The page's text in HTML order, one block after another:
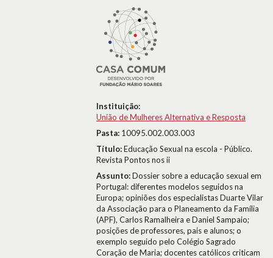
Instituição:
União de Mulheres Alternativa e Resposta
Pasta: 10095.002.003.003
Título:Educação Sexual na escola - Público.
Revista Pontos nos ii
Assunto:Dossier sobre a educação sexual em
Portugal: diferentes modelos seguidos na
Europa; opiniões dos especialistas Duarte Vilar
da Associação para o Planeamento da Família
(APF), Carlos Ramalheira e Daniel Sampaio;
posições de professores, pais e alunos; o
exemplo seguido pelo Colégio Sagrado
Coração de Maria; docentes católicos criticam